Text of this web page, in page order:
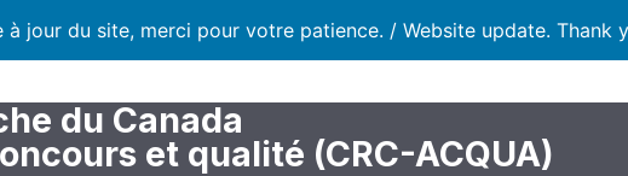
à jour du site, merci pour votre patience. / Website update. Thank
du Canada
et qualité (CRC-ACQUA)